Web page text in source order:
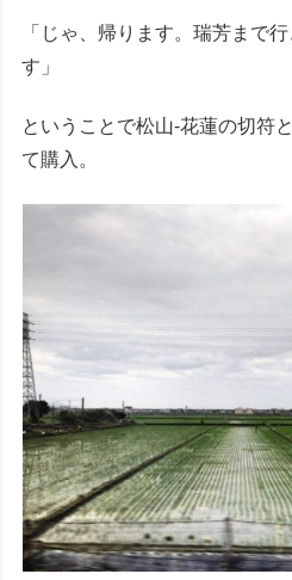
「じゃ、帰ります。瑞芳まで
す」
ということで松山-花蓮の切符
て購入。